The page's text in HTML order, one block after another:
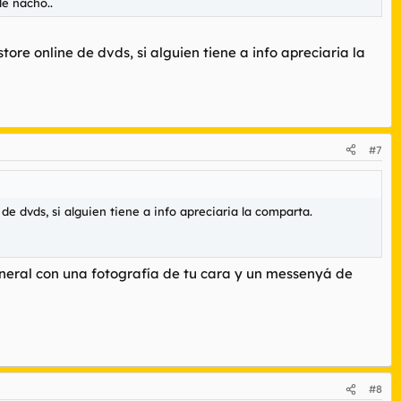
online de dvds, si alguien tiene a info apreciaria la
#7
dvds, si alguien tiene a info apreciaria la comparta.
con una fotografía de tu cara y un messenyá de
#8